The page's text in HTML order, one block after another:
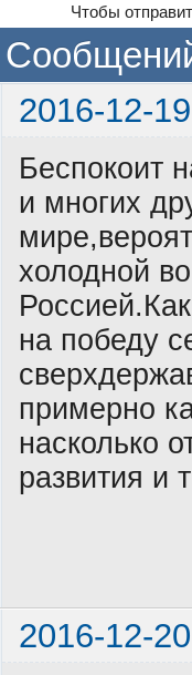
Чтобы
2016-12-
Беспокоит
и многих
холодной
на победу
примерно
насколько
развития и
2016-12-